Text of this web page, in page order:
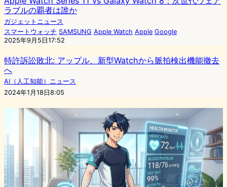
ラブルの覇者は誰か
ガジェットニュース
スマートウォッチ SAMSUNG Apple Watch Apple Google
2025年9月5日17:52
特許訴訟敗北: アップル、新型Watchから脈拍検出機能撤去
へ
AI（人工知能）ニュース
2024年1月18日8:05